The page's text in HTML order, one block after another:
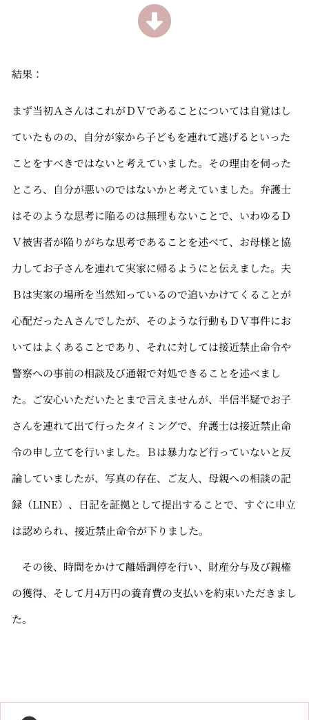
結果：
まず当初ＡさんはこれがＤＶであることについては自覚はし
ていたものの、自分が家から子どもを連れて逃げるといった
ことをすべきではないと考えていました。その理由を伺った
ところ、自分が悪いのではないかと考えていました。弁護士
はそのような思考に陥るのは無理もないことで、いわゆるＤ
Ｖ被害者が陥りがちな思考であることを述べて、お母様と協
力してお子さんを連れて実家に帰るようにと伝えました。夫
Ｂは実家の場所を当然知っているので追いかけてくることが
心配だったＡさんでしたが、そのような行動もＤＶ事件にお
いてはよくあることであり、それに対しては接近禁止命令や
警察への事前の相談及び通報で対処できることを述べまし
た。ご安心いただいたとまで言えませんが、半信半疑でお子
さんを連れて出て行ったタイミングで、弁護士は接近禁止命
令の申し立てを行いました。Ｂは暴力など行っていないと反
論していましたが、写真の存在、ご友人、母親への相談の記
録（LINE）、日記を証拠として提出することで、すぐに申立
は認められ、接近禁止命令が下りました。
その後、時間をかけて離婚調停を行い、財産分与及び親権
の獲得、そして月4万円の養育費の支払いを約束いただきまし
た。